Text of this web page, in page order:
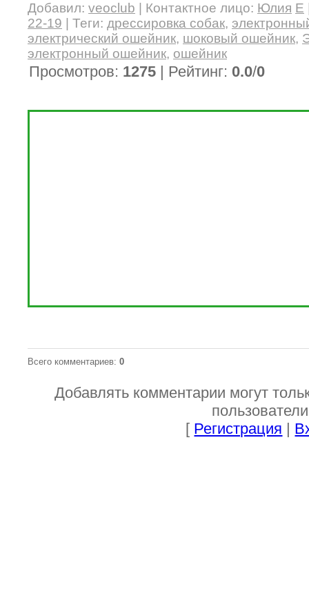
Добавил: veoclub Контактное лицо: Юлия E
22-19
Теги: дрессировка собак,
электрический ошейник, шоковый ошейник,
электронный ошейник, ошейник
Просмотров: 1275 | Рейтинг: 0.0/0
Всего комментариев: 0
Добавлять комментарии могут
[ Регистрация |